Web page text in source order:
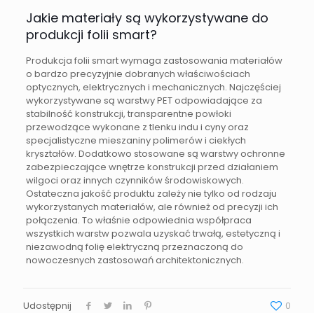
Jakie materiały są wykorzystywane do
produkcji folii smart?
Produkcja folii smart wymaga zastosowania materiałów
o bardzo precyzyjnie dobranych właściwościach
optycznych, elektrycznych i mechanicznych. Najczęściej
wykorzystywane są warstwy PET odpowiadające za
stabilność konstrukcji, transparentne powłoki
przewodzące wykonane z tlenku indu i cyny oraz
specjalistyczne mieszaniny polimerów i ciekłych
kryształów. Dodatkowo stosowane są warstwy ochronne
zabezpieczające wnętrze konstrukcji przed działaniem
wilgoci oraz innych czynników środowiskowych.
Ostateczna jakość produktu zależy nie tylko od rodzaju
wykorzystanych materiałów, ale również od precyzji ich
połączenia. To właśnie odpowiednia współpraca
wszystkich warstw pozwala uzyskać trwałą, estetyczną i
niezawodną folię elektryczną przeznaczoną do
nowoczesnych zastosowań architektonicznych.
Udostępnij 0